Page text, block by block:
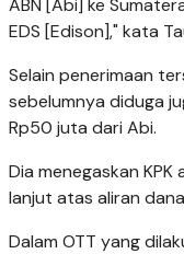
ABN [Abi] ke
EDS [Edison]," kata
Selain penerimaan
sebelumnya diduga
Rp50 juta dari Abi.
Dia menegaskan
lanjut atas aliran
Dalam OTT yang